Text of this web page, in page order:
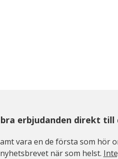
bra erbjudanden direkt till
vara en de första som
nyhetsbrevet när som helst.